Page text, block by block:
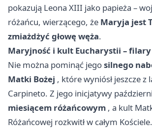
pokazują Leona XIII jako papieża –
różańcu, wierzącego, że Maryja jest
zmiażdżyć głowę węża.
Maryjność i kult Eucharystii –
Nie można pominąć jegosilnego
Matki Bożej , które wyniósł jeszcze z
Carpineto. Z jego inicjatywy
miesiącem różańcowym , a kult
Różańcowej rozkwitł w całym